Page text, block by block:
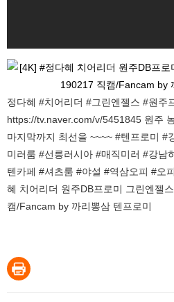
정다혜 #치어리더 #그린엔젤스 #원주
https://tv.naver.com/v/5451845 원주
마지막까지 최선을 ~~~~ #텐프로미 #
미러룸 #선릉러시아 #매직미러 #강남
텐카페 #셔츠룸 #야설 #역삼오피 #오
혜 치어리더 원주DB프로미 그린엔
캠/Fancam by 까리뽕삼 텐프로미